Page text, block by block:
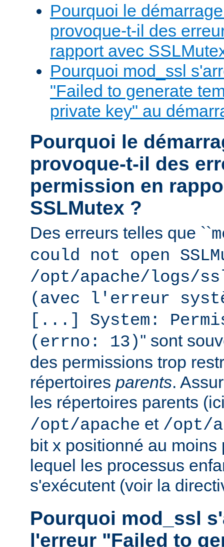
Pourquoi le
provoque-t-il des
rapport avec
Pourquoi mod_ssl
"Failed to generate
private key" au
Pourquoi le
provoque-t-il des
permission en
SSLMutex ?
Des erreurs telles que ``
could not open
/opt/apache/logs/
(avec l'erreur
[...] System:
(errno: 13)'' sont
des permissions trop
répertoires parents.
les répertoires parents
/opt/apache et /opt/
bit x positionné au moins
lequel les processus
s'exécutent (voir la
Pourquoi mod_ssl
l'erreur "Failed to